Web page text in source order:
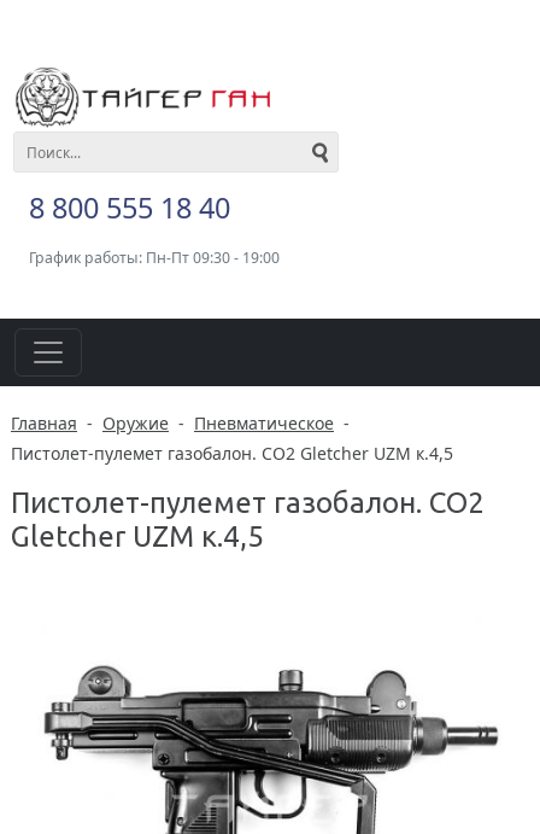
8 800 555 18 40
График работы: Пн-Пт 09:30 - 19:00
Главная - Оружие - Пневматическое -
Пистолет-пулемет газобалон. CO2 Gletcher UZM к.4,5
Пистолет-пулемет газобалон. CO2
Gletcher UZM к.4,5